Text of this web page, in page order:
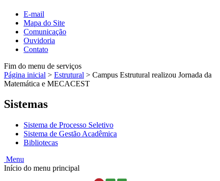
E-mail
Mapa do Site
Comunicação
Ouvidoria
Contato
Fim do menu de serviços
Página inicial > Estrutural > Campus Estrutural realizou Jornada da
Matemática e MECACEST
Sistemas
Sistema de Processo Seletivo
Sistema de Gestão Acadêmica
Bibliotecas
Menu
Início do menu principal